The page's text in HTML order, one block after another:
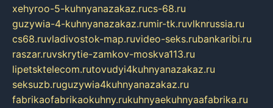
xehyroo-5-kuhnyanazakaz.rucs-68.ru
guzywia-4-kuhnyanazakaz.rumir-tk.ruvlknrussia.ru
cs68.ruvladivostok-map.ruvideo-seks.rubankaribi.ru
raszar.ruvskrytie-zamkov-moskva113.ru
lipetsktelecom.rutovudyi4kuhnyanazakaz.ru
seksuzb.ruguzywia4kuhnyanazakaz.ru
fabrikaofabrikaokuhny.rukuhnyaekuhnyaafabrika.ru